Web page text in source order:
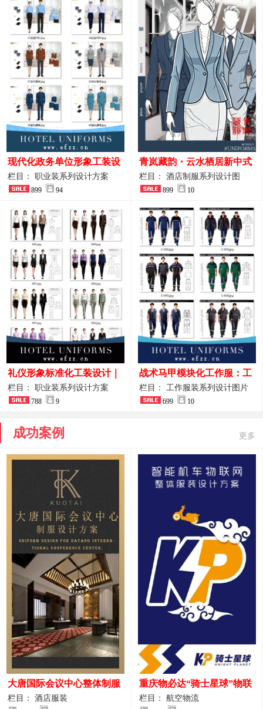
现代化政务单位形象工装设
计｜国风会务接待西装制服
整套方案
栏目： 职业装系列设计方案
899 94
青岚藏韵・云水栖居新中式
酒店全岗位制服设计原创作
品图
栏目： 酒店制服系列设计图
899 10
礼仪形象标准化工装设计｜
高端服务业仪态塑造专属职
业装系列
栏目： 职业装系列设计方案
788 9
战术马甲模块化工作服：工
程巡检与设备调试岗位的多
功能收纳设计
栏目： 工作服装系列设计图片
699 10
成功案例 更多
大唐国际会议中心整体制服
设计案例
栏目： 酒店服装
重庆物必达“骑士星球”物联
网派送人员服装设计案例
栏目： 航空物流